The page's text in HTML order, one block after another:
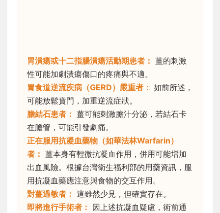
胃潰瘍或十二指腸潰瘍活動期患者： 薑的刺激
性可能加劇潰瘍傷口的疼痛與不適。
胃食道逆流疾病（GERD）嚴重者： 如前所述，
可能放鬆賁門，加重逆流症狀。
膽結石患者： 薑可能刺激膽汁分泌，若結石卡
在膽管，可能引發劇痛。
正在服用抗凝血藥物（如華法林Warfarin）
者： 薑本身有輕微抗凝血作用，併用可能增加
出血風險。根據台灣衛生福利部的用藥資訊，服
用抗凝血藥應注意與食物的交互作用。
對薑過敏者： 這雖然少見，但確實存在。
即將進行手術者： 因上述抗凝血疑慮，術前通